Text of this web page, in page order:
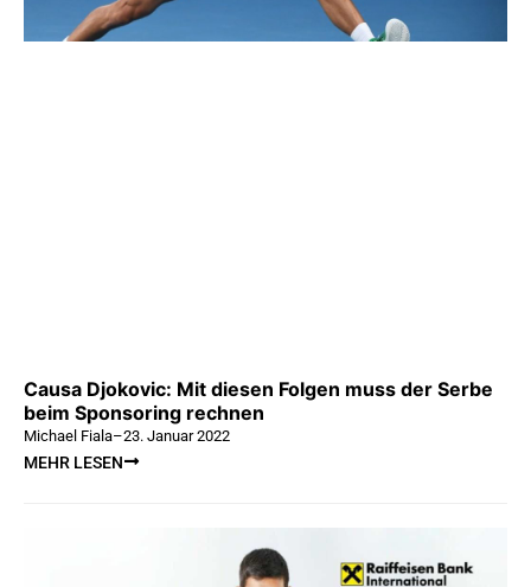
Causa Djokovic: Mit diesen Folgen muss der Serbe
beim Sponsoring rechnen
Michael Fiala–23. Januar 2022
MEHR LESEN